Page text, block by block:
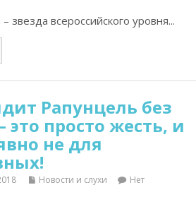
звезда всероссийского уровня...
Рапунцель без
просто жесть, и
не для
Новости и слухи
Нет